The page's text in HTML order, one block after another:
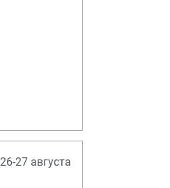
26-27 августа